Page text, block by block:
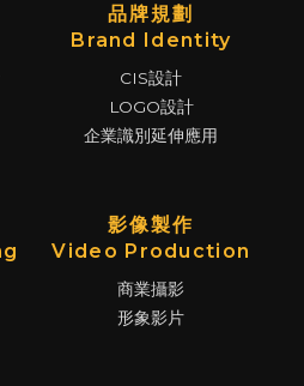
品牌規劃
Brand Identity
CIS設計
LOGO設計
企業識別延伸應用
影像製作
Video Production
商業攝影
形象影片